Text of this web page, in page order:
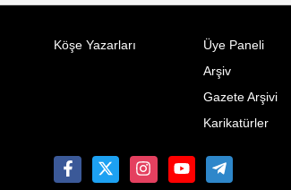
Köşe Yazarları
Üye Paneli
Arşiv
Gazete Arşivi
Karikatürler